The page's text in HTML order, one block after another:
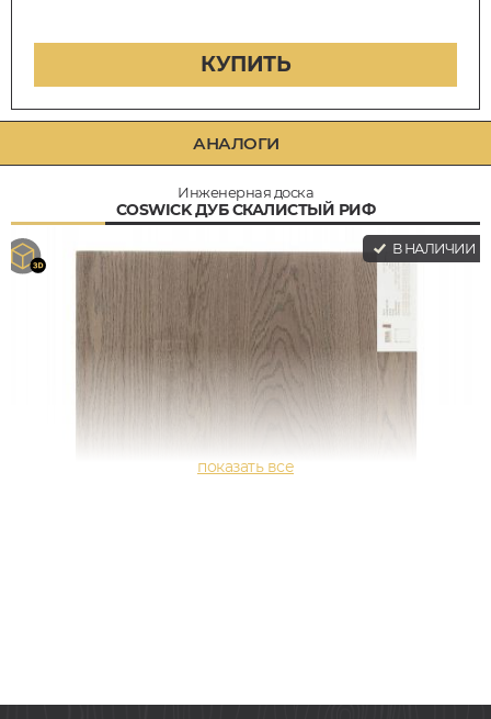
КУПИТЬ
АНАЛОГИ
Инженерная доска
COSWICK ДУБ СКАЛИСТЫЙ РИФ
В НАЛИЧИИ